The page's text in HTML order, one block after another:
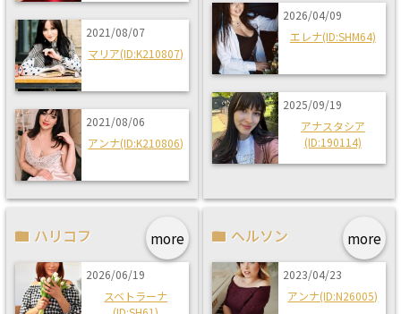
2021/08/07
マリア(ID:K210807)
2021/08/06
アンナ(ID:K210806)
2026/04/09
エレナ(ID:SHM64)
2025/09/19
アナスタシア
(ID:190114)
more
ハリコフ
2026/06/19
スベトラーナ
more
ヘルソン
2023/04/23
アンナ(ID:N26005)